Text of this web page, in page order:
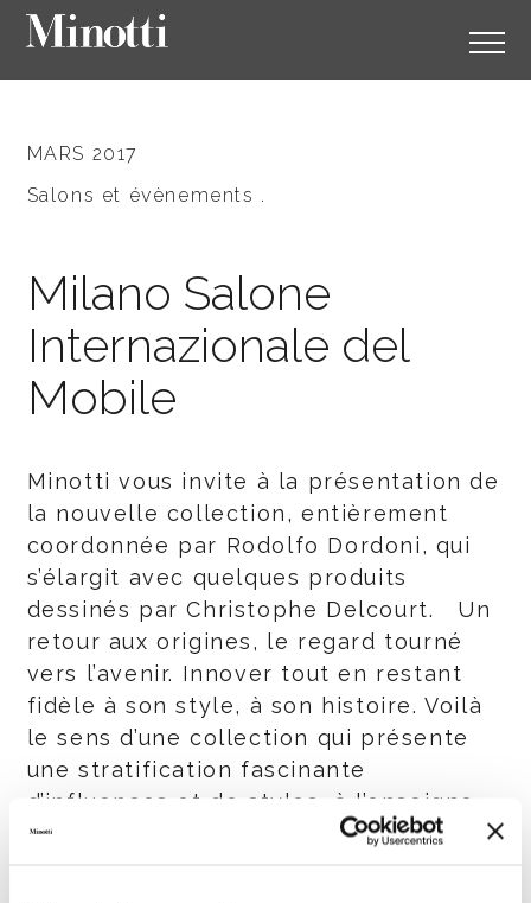
MARS 2017
Salons et évènements .
Milano Salone
Internazionale del
Mobile
Minotti vous invite à la présentation de
la nouvelle collection, entièrement
coordonnée par Rodolfo Dordoni, qui
s’élargit avec quelques produits
dessinés par Christophe Delcourt. Un
retour aux origines, le regard tourné
vers l’avenir. Innover tout en restant
fidèle à son style, à son histoire. Voilà
le sens d’une collection qui présente
une stratification fascinante
d’influences et de styles, à l’enseigne
d’une élégance intemporelle aux